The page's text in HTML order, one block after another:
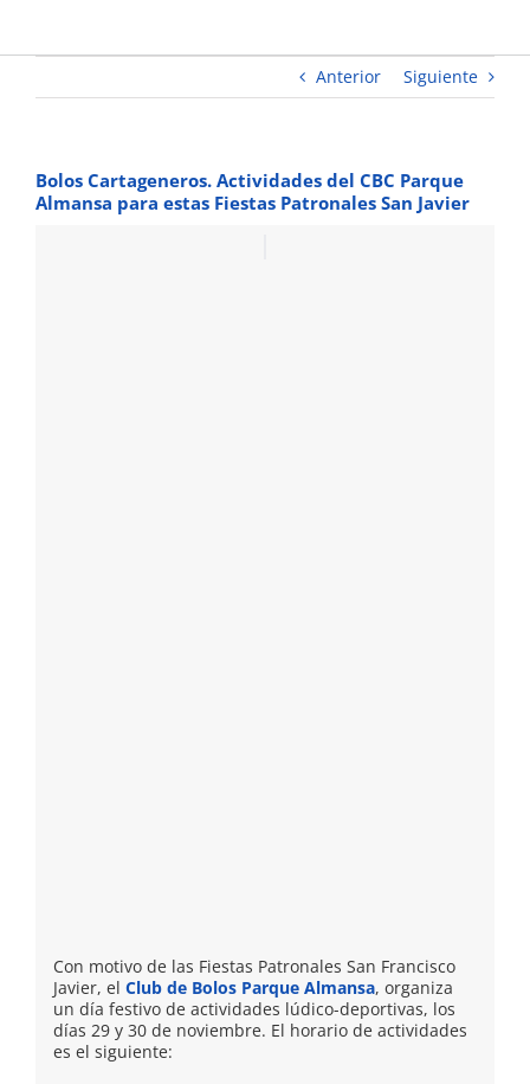
Anterior Siguiente
Bolos Cartageneros. Actividades del CBC Parque
Almansa para estas Fiestas Patronales San Javier
Con motivo de las Fiestas Patronales San Francisco
Javier, el Club de Bolos Parque Almansa, organiza
un día festivo de actividades lúdico-deportivas, los
días 29 y 30 de noviembre. El horario de actividades
es el siguiente: